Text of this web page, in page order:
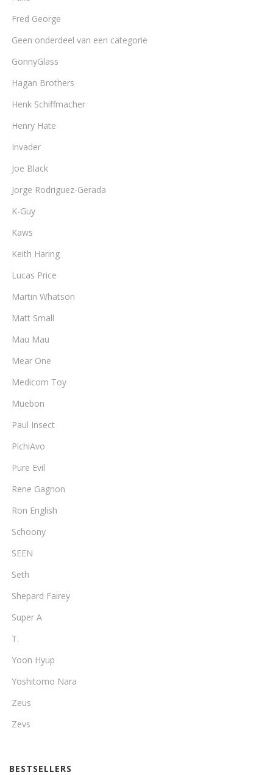
Fred George
Geen onderdeel van een categorie
GonnyGlass
Hagan Brothers
Henk Schiffmacher
Henry Hate
Invader
Joe Black
Jorge Rodriguez-Gerada
K-Guy
Kaws
Keith Haring
Lucas Price
Martin Whatson
Matt Small
Mau Mau
Mear One
Medicom Toy
Muebon
Paul Insect
PichiAvo
Pure Evil
Rene Gagnon
Ron English
Schoony
SEEN
Seth
Shepard Fairey
Super A
T.
Yoon Hyup
Yoshitomo Nara
Zeus
Zevs
BESTSELLERS